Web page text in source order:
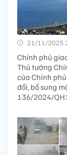
21/11/2025
Chính phủ
Thủ tướng
của Chính
đổi, bổ sung
136/2024/